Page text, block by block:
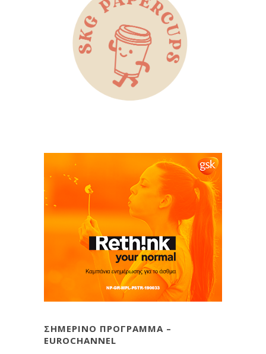
ΣΗΜΕΡΙΝΟ ΠΡΟΓΡΑΜΜΑ –
EUROCHANNEL